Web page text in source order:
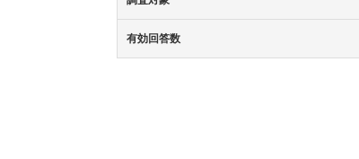
有効回答数